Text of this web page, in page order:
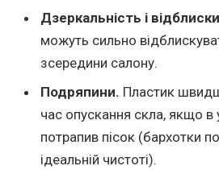
Дзеркальність і
можуть сильно
зсередини салону.
Подряпини. Пластик
час опускання скла, якщо в
потрапив пісок (бархотки
ідеальній чистоті).